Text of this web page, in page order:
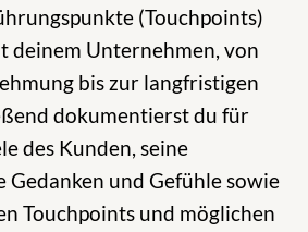
(Touchpoints)
deinem Unternehmen, von
bis zur langfristigen
dokumentierst du für
des Kunden, seine
Gedanken und Gefühle sowie
Touchpoints und möglichen